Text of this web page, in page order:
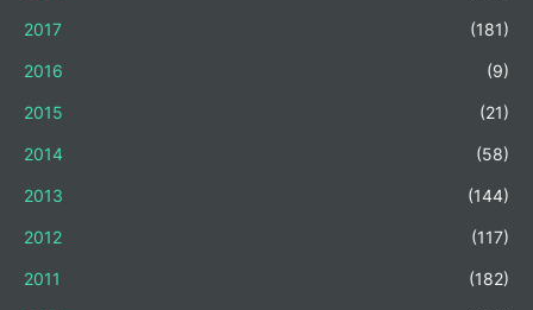
2017 (181)
2016 (9)
2015 (21)
2014 (58)
2013 (144)
2012 (117)
2011 (182)